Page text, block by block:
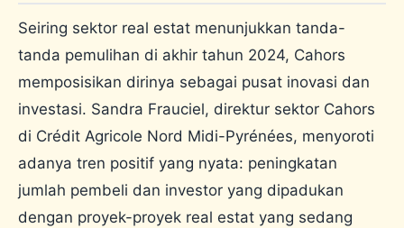
Seiring sektor real estat menunjukkan tanda-
tanda pemulihan di akhir tahun 2024, Cahors
memposisikan dirinya sebagai pusat inovasi dan
investasi. Sandra Frauciel, direktur sektor Cahors
di Crédit Agricole Nord Midi-Pyrénées, menyoroti
adanya tren positif yang nyata: peningkatan
jumlah pembeli dan investor yang dipadukan
dengan proyek-proyek real estat yang sedang